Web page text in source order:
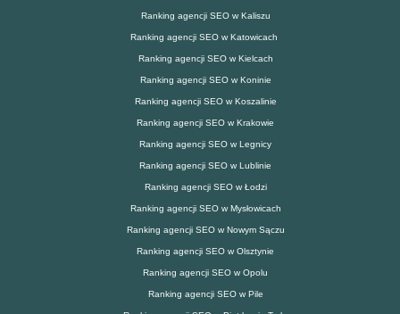
Ranking agencji SEO w Kaliszu
Ranking agencji SEO w Katowicach
Ranking agencji SEO w Kielcach
Ranking agencji SEO w Koninie
Ranking agencji SEO w Koszalinie
Ranking agencji SEO w Krakowie
Ranking agencji SEO w Legnicy
Ranking agencji SEO w Lublinie
Ranking agencji SEO w Łodzi
Ranking agencji SEO w Mysłowicach
Ranking agencji SEO w Nowym Sączu
Ranking agencji SEO w Olsztynie
Ranking agencji SEO w Opolu
Ranking agencji SEO w Pile